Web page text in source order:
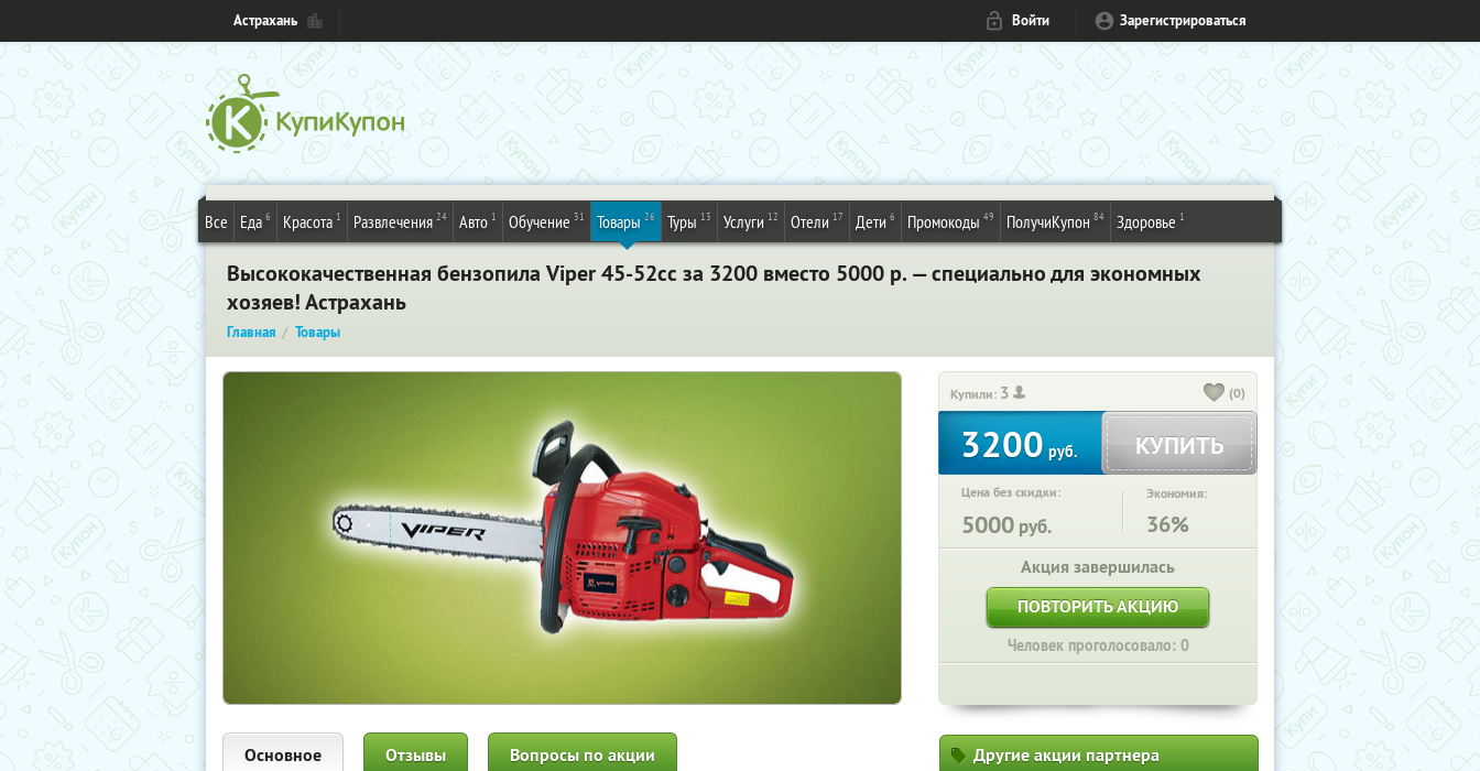
Астрахань Войти Зарегистрироваться
Все Еда 6 Красота 1 Развлечения 24 Авто 1 Обучение 31 Товары 26 Туры 13 Услуги 12 Отели 17 Дети 6 Промокоды 49 ПолучиКупон 84 Здоровье 1
Высококачественная бензопила Viper 45-52сс за 3200 вместо 5000 р. — специально для экономных
хозяев! Астрахань
Главная Товары
Купили: 3 (0)
3200руб. КУПИТЬ
Цена без скидки:
5000 руб.
Экономия:
36%
Акция завершилась
ПОВТОРИТЬ АКЦИЮ
Человек проголосовало: 0
Основное Отзывы Вопросы по акции Другие акции партнера